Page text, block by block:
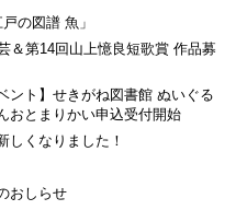
の図譜 魚」
＆第14回山上憶良短歌賞 作品募
ント】せきがね図書館 ぬいぐる
おとまりかい申込受付開始
しくなりました！
おしらせ